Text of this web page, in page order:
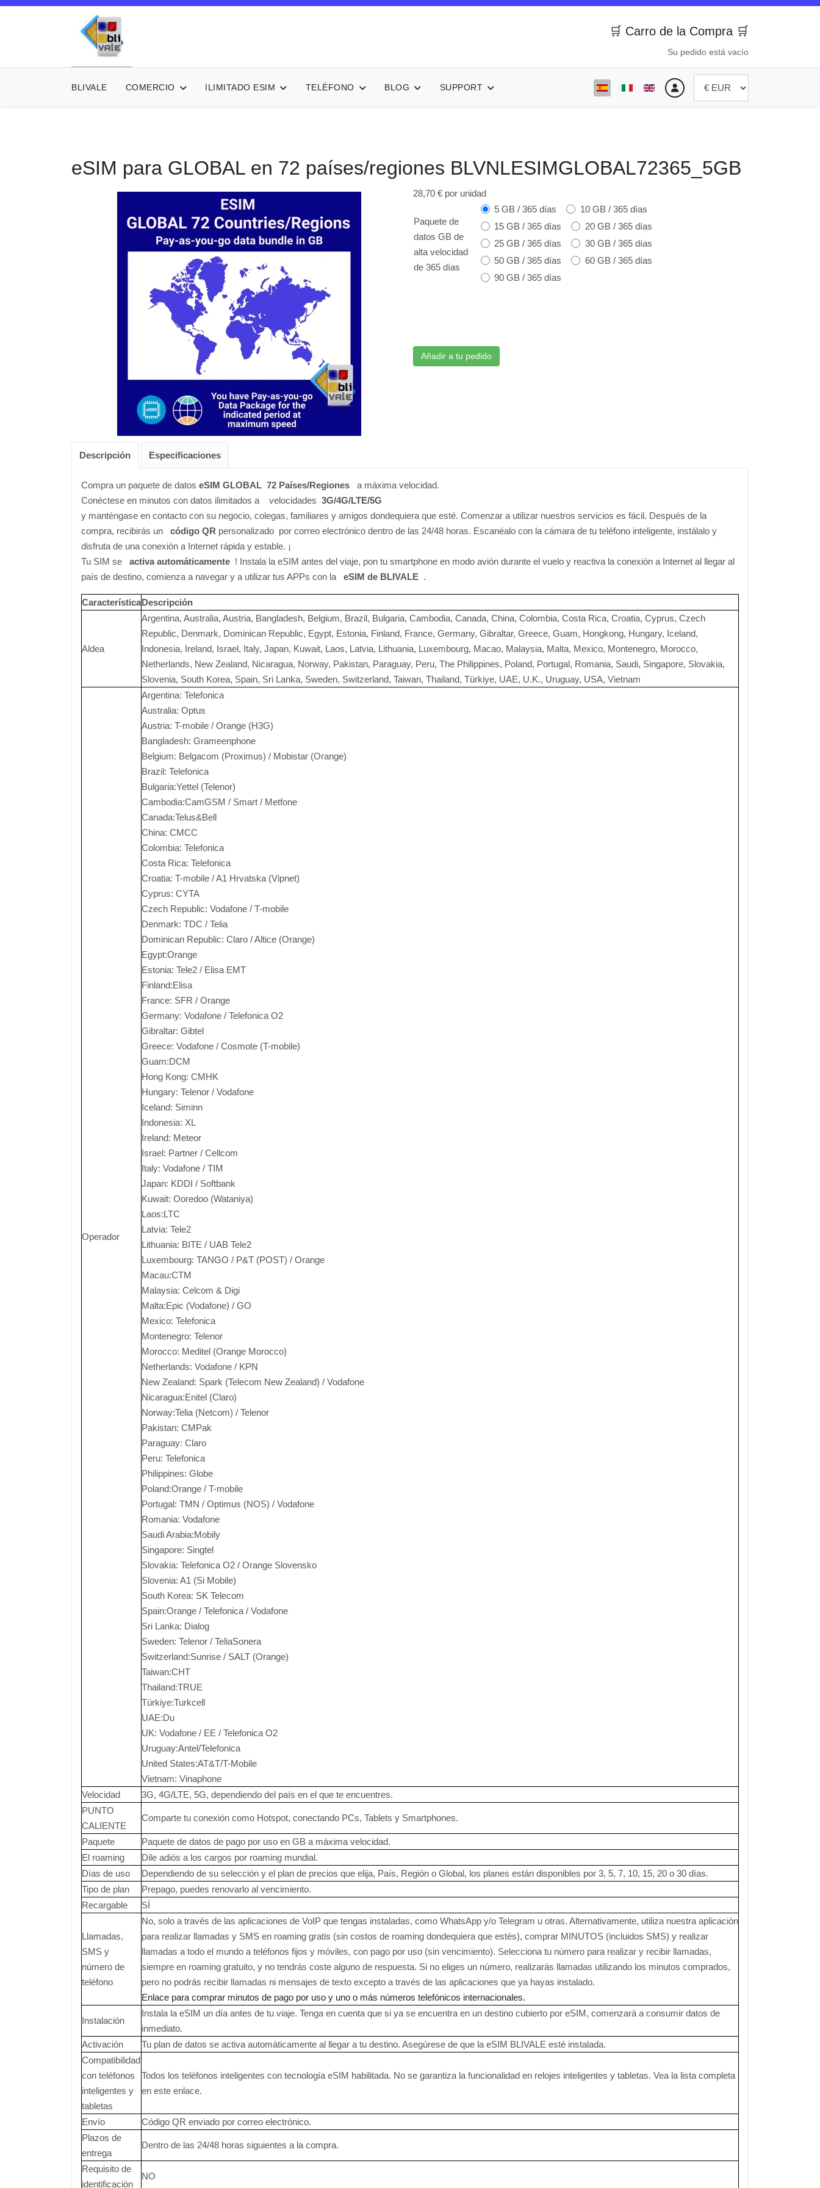
🛒 Carro de la Compra 🛒
Su pedido está vacío
BLIVALE COMERCIO ILIMITADO ESIM TELÉFONO BLOG SUPPORT Seleccione su idioma
eSIM para GLOBAL en 72 países/regiones BLVNLESIMGLOBAL72365_5GB
28,70 € por unidad
Paquete de
datos GB de
alta velocidad
de 365 días
5 GB / 365 días
10 GB / 365 días
15 GB / 365 días
20 GB / 365 días
25 GB / 365 días
30 GB / 365 días
50 GB / 365 días
60 GB / 365 días
90 GB / 365 días
Añadir a tu pedido
Descripción Especificaciones
Compra un paquete de datos eSIM GLOBAL 72 Países/Regiones a máxima velocidad.
Conéctese en minutos con datos ilimitados a
velocidades 3G/4G/LTE/5G
y manténgase en contacto con su negocio, colegas, familiares y amigos dondequiera que esté. Comenzar a utilizar nuestros servicios es fácil. Después de la
compra, recibirás un código QR personalizado por correo electrónico dentro de las 24/48 horas. Escanéalo con la cámara de tu teléfono inteligente, instálalo y
disfruta de una conexión a Internet rápida y estable. ¡
Tu SIM se activa automáticamente ! Instala la eSIM antes del viaje, pon tu smartphone en modo avión durante el vuelo y reactiva la conexión a Internet al llegar al
país de destino, comienza a navegar y a utilizar tus APPs con la eSIM de BLIVALE .
CaracterísticaDescripción
Aldea
Argentina, Australia, Austria, Bangladesh, Belgium, Brazil, Bulgaria, Cambodia, Canada, China, Colombia, Costa Rica, Croatia, Cyprus, Czech
Republic, Denmark, Dominican Republic, Egypt, Estonia, Finland, France, Germany, Gibraltar, Greece, Guam, Hongkong, Hungary, Iceland,
Indonesia, Ireland, Israel, Italy, Japan, Kuwait, Laos, Latvia, Lithuania, Luxembourg, Macao, Malaysia, Malta, Mexico, Montenegro, Morocco,
Netherlands, New Zealand, Nicaragua, Norway, Pakistan, Paraguay, Peru, The Philippines, Poland, Portugal, Romania, Saudi, Singapore, Slovakia,
Slovenia, South Korea, Spain, Sri Lanka, Sweden, Switzerland, Taiwan, Thailand, Türkiye, UAE, U.K., Uruguay, USA, Vietnam
Operador
Argentina: Telefonica
Australia: Optus
Austria: T-mobile / Orange (H3G)
Bangladesh: Grameenphone
Belgium: Belgacom (Proximus) / Mobistar (Orange)
Brazil: Telefonica
Bulgaria:Yettel (Telenor)
Cambodia:CamGSM / Smart / Metfone
Canada:Telus&Bell
China: CMCC
Colombia: Telefonica
Costa Rica: Telefonica
Croatia: T-mobile / A1 Hrvatska (Vipnet)
Cyprus: CYTA
Czech Republic: Vodafone / T-mobile
Denmark: TDC / Telia
Dominican Republic: Claro / Altice (Orange)
Egypt:Orange
Estonia: Tele2 / Elisa EMT
Finland:Elisa
France: SFR / Orange
Germany: Vodafone / Telefonica O2
Gibraltar: Gibtel
Greece: Vodafone / Cosmote (T-mobile)
Guam:DCM
Hong Kong: CMHK
Hungary: Telenor / Vodafone
Iceland: Siminn
Indonesia: XL
Ireland: Meteor
Israel: Partner / Cellcom
Italy: Vodafone / TIM
Japan: KDDI / Softbank
Kuwait: Ooredoo (Wataniya)
Laos:LTC
Latvia: Tele2
Lithuania: BITE / UAB Tele2
Luxembourg: TANGO / P&T (POST) / Orange
Macau:CTM
Malaysia: Celcom & Digi
Malta:Epic (Vodafone) / GO
Mexico: Telefonica
Montenegro: Telenor
Morocco: Meditel (Orange Morocco)
Netherlands: Vodafone / KPN
New Zealand: Spark (Telecom New Zealand) / Vodafone
Nicaragua:Enitel (Claro)
Norway:Telia (Netcom) / Telenor
Pakistan: CMPak
Paraguay: Claro
Peru: Telefonica
Philippines: Globe
Poland:Orange / T-mobile
Portugal: TMN / Optimus (NOS) / Vodafone
Romania: Vodafone
Saudi Arabia:Mobily
Singapore: Singtel
Slovakia: Telefonica O2 / Orange Slovensko
Slovenia: A1 (Si Mobile)
South Korea: SK Telecom
Spain:Orange / Telefonica / Vodafone
Sri Lanka: Dialog
Sweden: Telenor / TeliaSonera
Switzerland:Sunrise / SALT (Orange)
Taiwan:CHT
Thailand:TRUE
Türkiye:Turkcell
UAE:Du
UK: Vodafone / EE / Telefonica O2
Uruguay:Antel/Telefonica
United States:AT&T/T-Mobile
Vietnam: Vinaphone
Velocidad
3G, 4G/LTE, 5G, dependiendo del país en el que te encuentres.
PUNTO
CALIENTE
Comparte tu conexión como Hotspot, conectando PCs, Tablets y Smartphones.
Paquete
Paquete de datos de pago por uso en GB a máxima velocidad.
El roaming
Dile adiós a los cargos por roaming mundial.
Días de uso
Dependiendo de su selección y el plan de precios que elija, País, Región o Global, los planes están disponibles por 3, 5, 7, 10, 15, 20 o 30 días.
Tipo de plan
Prepago, puedes renovarlo al vencimiento.
Recargable
SÍ
Llamadas,
SMS y
número de
teléfono
No, solo a través de las aplicaciones de VoIP que tengas instaladas, como WhatsApp y/o Telegram u otras. Alternativamente, utiliza nuestra aplicación
para realizar llamadas y SMS en roaming gratis (sin costos de roaming dondequiera que estés), comprar MINUTOS (incluidos SMS) y realizar
llamadas a todo el mundo a teléfonos fijos y móviles, con pago por uso (sin vencimiento). Selecciona tu número para realizar y recibir llamadas,
siempre en roaming gratuito, y no tendrás coste alguno de respuesta. Si no eliges un número, realizarás llamadas utilizando los minutos comprados,
pero no podrás recibir llamadas ni mensajes de texto excepto a través de las aplicaciones que ya hayas instalado.
Enlace para comprar minutos de pago por uso y uno o más números telefónicos internacionales.
Instalación
Instala la eSIM un día antes de tu viaje. Tenga en cuenta que si ya se encuentra en un destino cubierto por eSIM, comenzará a consumir datos de
inmediato.
Activación
Tu plan de datos se activa automáticamente al llegar a tu destino. Asegúrese de que la eSIM BLIVALE esté instalada.
Compatibilidad
con teléfonos
inteligentes y
tabletas
Todos los teléfonos inteligentes con tecnología eSIM habilitada. No se garantiza la funcionalidad en relojes inteligentes y tabletas. Vea la lista completa
en este enlace.
Envío
Código QR enviado por correo electrónico.
Plazos de
entrega
Dentro de las 24/48 horas siguientes a la compra.
Requisito de
identificación
NO